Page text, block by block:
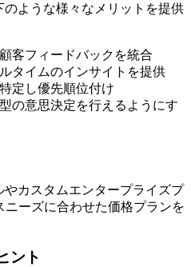
のような様々なメリットを提供
客フィードバックを統合
タイムのインサイトを提供
定し優先順位付け
の意思決定を行えるようにす
やカスタムエンタープライズプ
ーズに合わせた価格プランを
ント